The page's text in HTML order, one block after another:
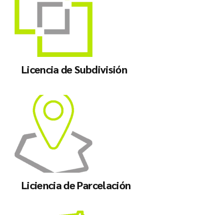
Licencia de Subdivisión
Liciencia de Parcelación